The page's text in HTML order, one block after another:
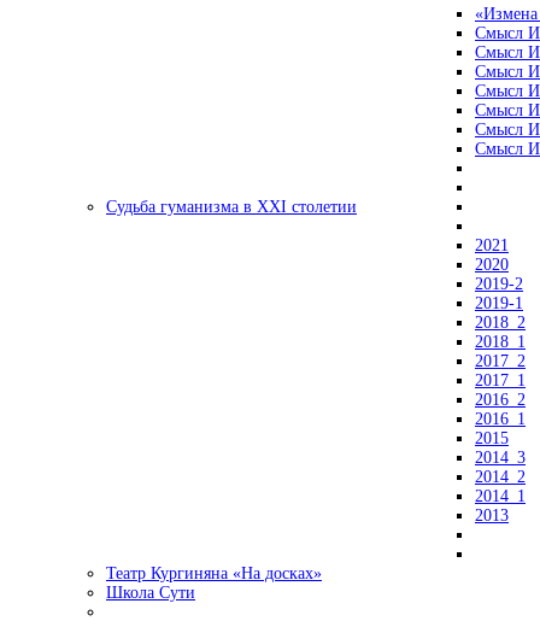
«Измена
Смысл
Смысл
Смысл
Смысл
Смысл
Смысл
Смысл
Судьба гуманизма в XXI столетии
2021
2020
2019-2
2019-1
2018_2
2018_1
2017_2
2017_1
2016_2
2016_1
2015
2014_3
2014_2
2014_1
2013
Театр Кургиняна «На досках»
Школа Сути